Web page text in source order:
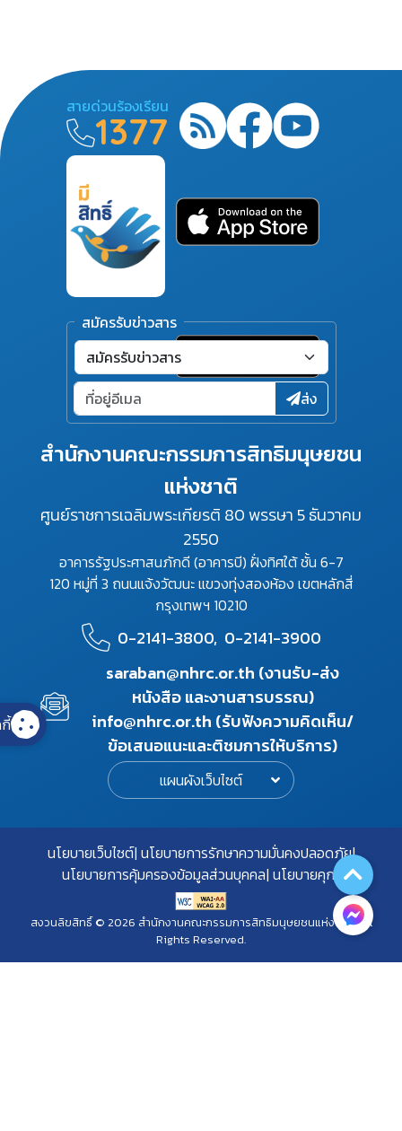
สำนักงานคณะกรรมการสิทธิมนุษยชน
แห่งชาติ
ศูนย์ราชการเฉลิมพระเกียรติ 80 พรรษา 5 ธันวาคม
2550
อาคารรัฐประศาสนภักดี (อาคารบี) ฝั่งทิศใต้ ชั้น 6-7
120 หมู่ที่ 3 ถนนแจ้งวัฒนะ แขวงทุ่งสองห้อง เขตหลักสี่
กรุงเทพฯ 10210
0-2141-3800, 0-2141-3900
saraban@nhrc.or.th (งานรับ-ส่ง
หนังสือ และงานสารบรรณ)
info@nhrc.or.th (รับฟังความคิดเห็น/
ข้อเสนอแนะและติชมการให้บริการ)
แผนผังเว็บไซต์
สายด่วนร้องเรียน
1377
สมัครรับข่าวสาร
ส่ง
นโยบายเว็บไซต์ นโยบายการรักษาความมั่นคงปลอดภัย
นโยบายการคุ้มครองข้อมูลส่วนบุคคล นโยบายคุกกี้
สงวนลิขสิทธิ์ © 2026 สำนักงานคณะกรรมการสิทธิมนุษยชนแห่งชาติ. All
Rights Reserved.